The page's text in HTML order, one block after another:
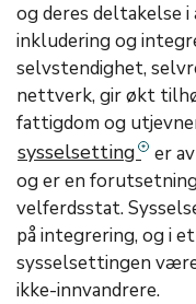
og deres deltakelse
inkludering og
selvstendighet,
nettverk, gir økt
fattigdom og
sysselsetting er
og er en
velferdsstat.
på integrering, og i
sysselsettingen
ikke-innvandrere.